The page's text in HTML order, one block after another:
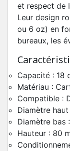
et respect de
Leur design
ou 6 oz) en
bureaux, les
Capacité : 18
Matériau :
Compatible :
Diamètre
Diamètre bas
Hauteur : 80